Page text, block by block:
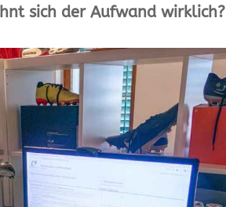
sich der Aufwand wirklich?